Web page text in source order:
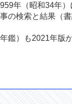
年（昭和34年
の検索と結果（
鑑）も2021年